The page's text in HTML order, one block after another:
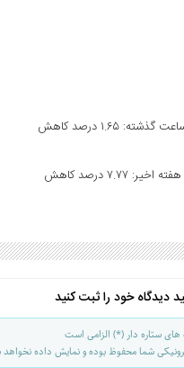
۷.۷۷ درصد کاهش
دیدگاه خود را ثبت کنید
ستاره دار (*) الزامی است
شما محفوظ بوده و نمایش داده